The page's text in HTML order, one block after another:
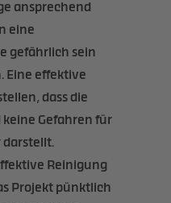
ansprechend
eine
gefährlich sein
Eine effektive
dass die
Gefahren für
darstellt.
Reinigung
Projekt pünktlich